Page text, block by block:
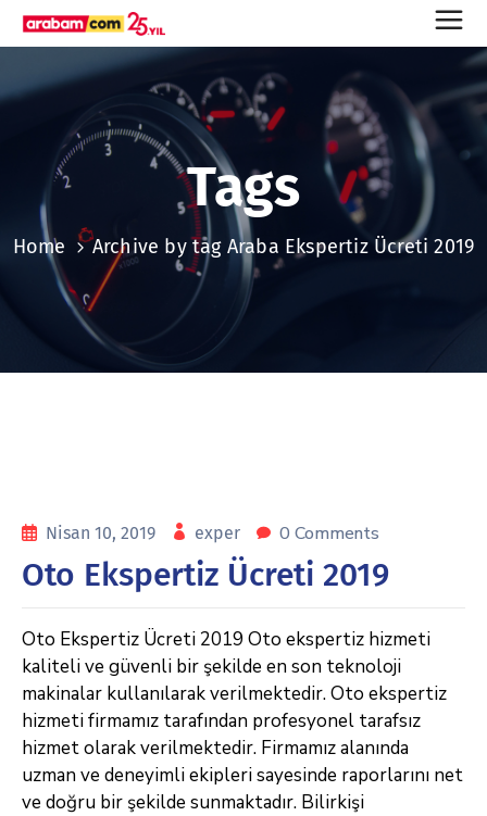
Tags
Home Archive by tag Araba Ekspertiz Ücreti 2019
Nisan 10, 2019 exper 0 Comments
Oto Ekspertiz Ücreti 2019
Oto Ekspertiz Ücreti 2019 Oto ekspertiz hizmeti
kaliteli ve güvenli bir şekilde en son teknoloji
makinalar kullanılarak verilmektedir. Oto ekspertiz
hizmeti firmamız tarafından profesyonel tarafsız
hizmet olarak verilmektedir. Firmamız alanında
uzman ve deneyimli ekipleri sayesinde raporlarını net
ve doğru bir şekilde sunmaktadır. Bilirkişi